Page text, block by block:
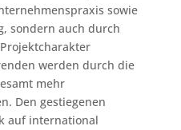
sowie
sondern auch durch
werden durch die
mehr
Den gestiegenen
auf international